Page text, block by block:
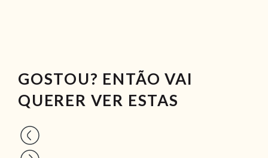
GOSTOU? ENTÃO VAI
QUERER VER ESTAS